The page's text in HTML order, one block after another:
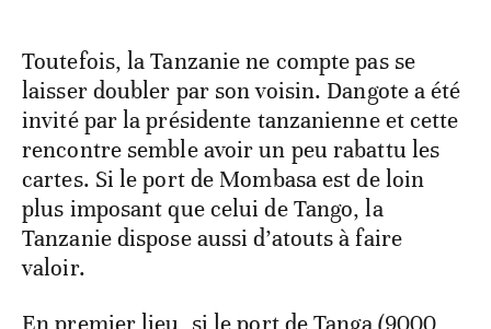
Toutefois, la Tanzanie ne compte pas se
laisser doubler par son voisin. Dangote a été
invité par la présidente tanzanienne et cette
rencontre semble avoir un peu rabattu les
cartes. Si le port de Mombasa est de loin
plus imposant que celui de Tango, la
Tanzanie dispose aussi d’atouts à faire
valoir.